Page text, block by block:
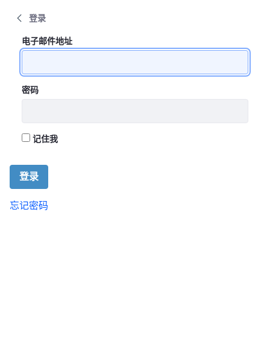
登录
登录
登录
电子邮件地址
密码
记住我
登录
忘记密码